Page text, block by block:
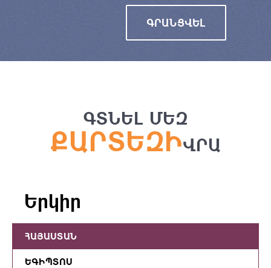
ԳՐԱՆՑՎԵԼ
ԳՏՆԵԼ ՄԵԶ
ՔԱՐՏԵԶԻՎՐԱ
Երկիր
ՀԱՅԱՍՏԱՆ
ԵԳԻՊՏՈՍ